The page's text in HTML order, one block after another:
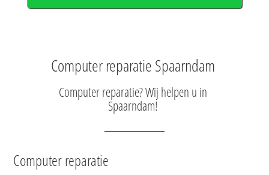
Computer reparatie Spaarndam
Computer reparatie? Wij helpen u in
Spaarndam!
Computer reparatie